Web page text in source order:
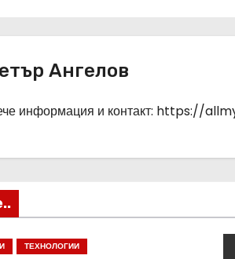
Ангелов
информация и контакт: https://
ТЕХНОЛОГИИ